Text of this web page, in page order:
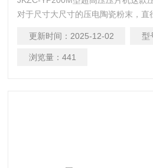
对于尺寸大尺寸的压电陶瓷粉末，
科学研究，应用非常广泛,使用简单
高等院校和生产单位进行科学材料研
更新时间： 2025-12-02 型
浏览量： 441